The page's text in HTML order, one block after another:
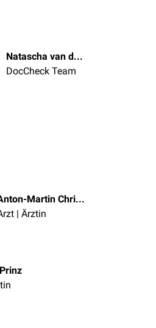
Natascha van den Höfel
DocCheck Team
Anton-Martin Christof
| Ärztin